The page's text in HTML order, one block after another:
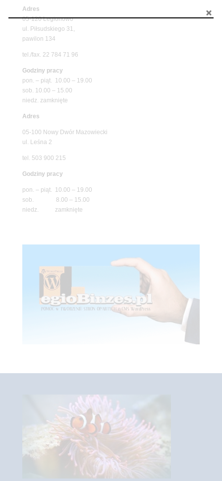
Adres
05-120 Legionowo
ul. Piłsudskiego 31,
pawilon 134
tel./fax. 22 784 71 96
Godziny pracy
pon. – piąt. 10.00 – 19.00
sob. 10.00 – 15.00
niedz. zamknięte
Adres
05-100 Nowy Dwór Mazowiecki
ul. Leśna 2
tel. 503 900 215
Godziny pracy
pon. – piąt. 10.00 – 19.00
sob. 8.00 – 15.00
niedz. zamknięte